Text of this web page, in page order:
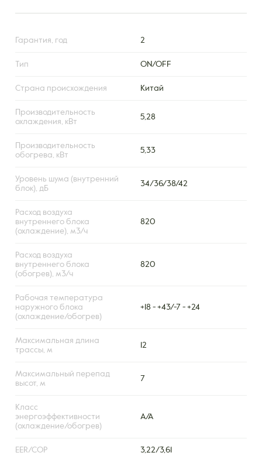
Гарантия, год 2
Тип ON/OFF
Страна происхождения Китай
Производительность
охлаждения, кВт
5,28
Производительность
обогрева, кВт
5,33
Уровень шума (внутренний
блок), дБ
34/36/38/42
Расход воздуха
внутреннего блока
(охлаждение), м3/ч
820
Расход воздуха
внутреннего блока
(обогрев), м3/ч
820
Рабочая температура
наружного блока
(охлаждение/обогрев)
+18 - +43/-7 - +24
Максимальная длина
трассы, м
12
Максимальный перепад
высот, м
7
Класс
энергоэффективности
(охлаждение/обогрев)
A/A
EER/COP 3,22/3,61